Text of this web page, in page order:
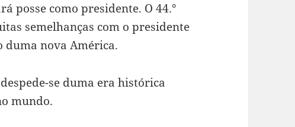
posse como presidente. O 44.°
semelhanças com o presidente
duma nova América.
se duma era histórica
mundo.